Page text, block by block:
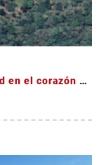
Venta de terreno con agua y biodiversidad en el corazón de Occidente